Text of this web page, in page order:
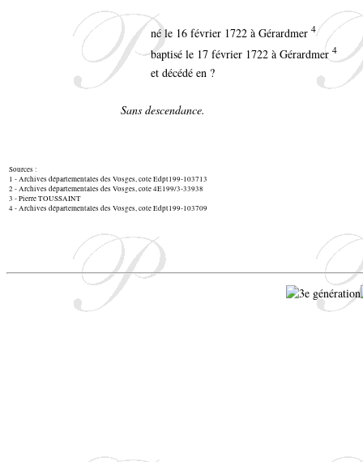
né le 16 février 1722 à Gérardmer 4
baptisé le 17 février 1722 à Gérardmer 4
et décédé en ?
Sans descendance.
Sources :
1 - Archives départementales des Vosges, cote Edpt199-103713
2 - Archives départementales des Vosges, cote 4E199/3-33938
3 - Pierre TOUSSAINT
4 - Archives départementales des Vosges, cote Edpt199-103709